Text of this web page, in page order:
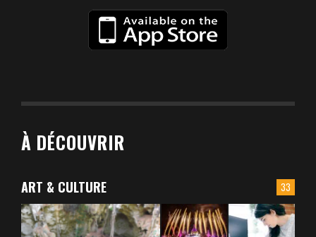
À DÉCOUVRIR
33
ART & CULTURE